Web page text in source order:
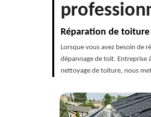
Réparation de
Lorsque vous avez besoin de
dépannage de toit. Entreprise
nettoyage de toiture, nous